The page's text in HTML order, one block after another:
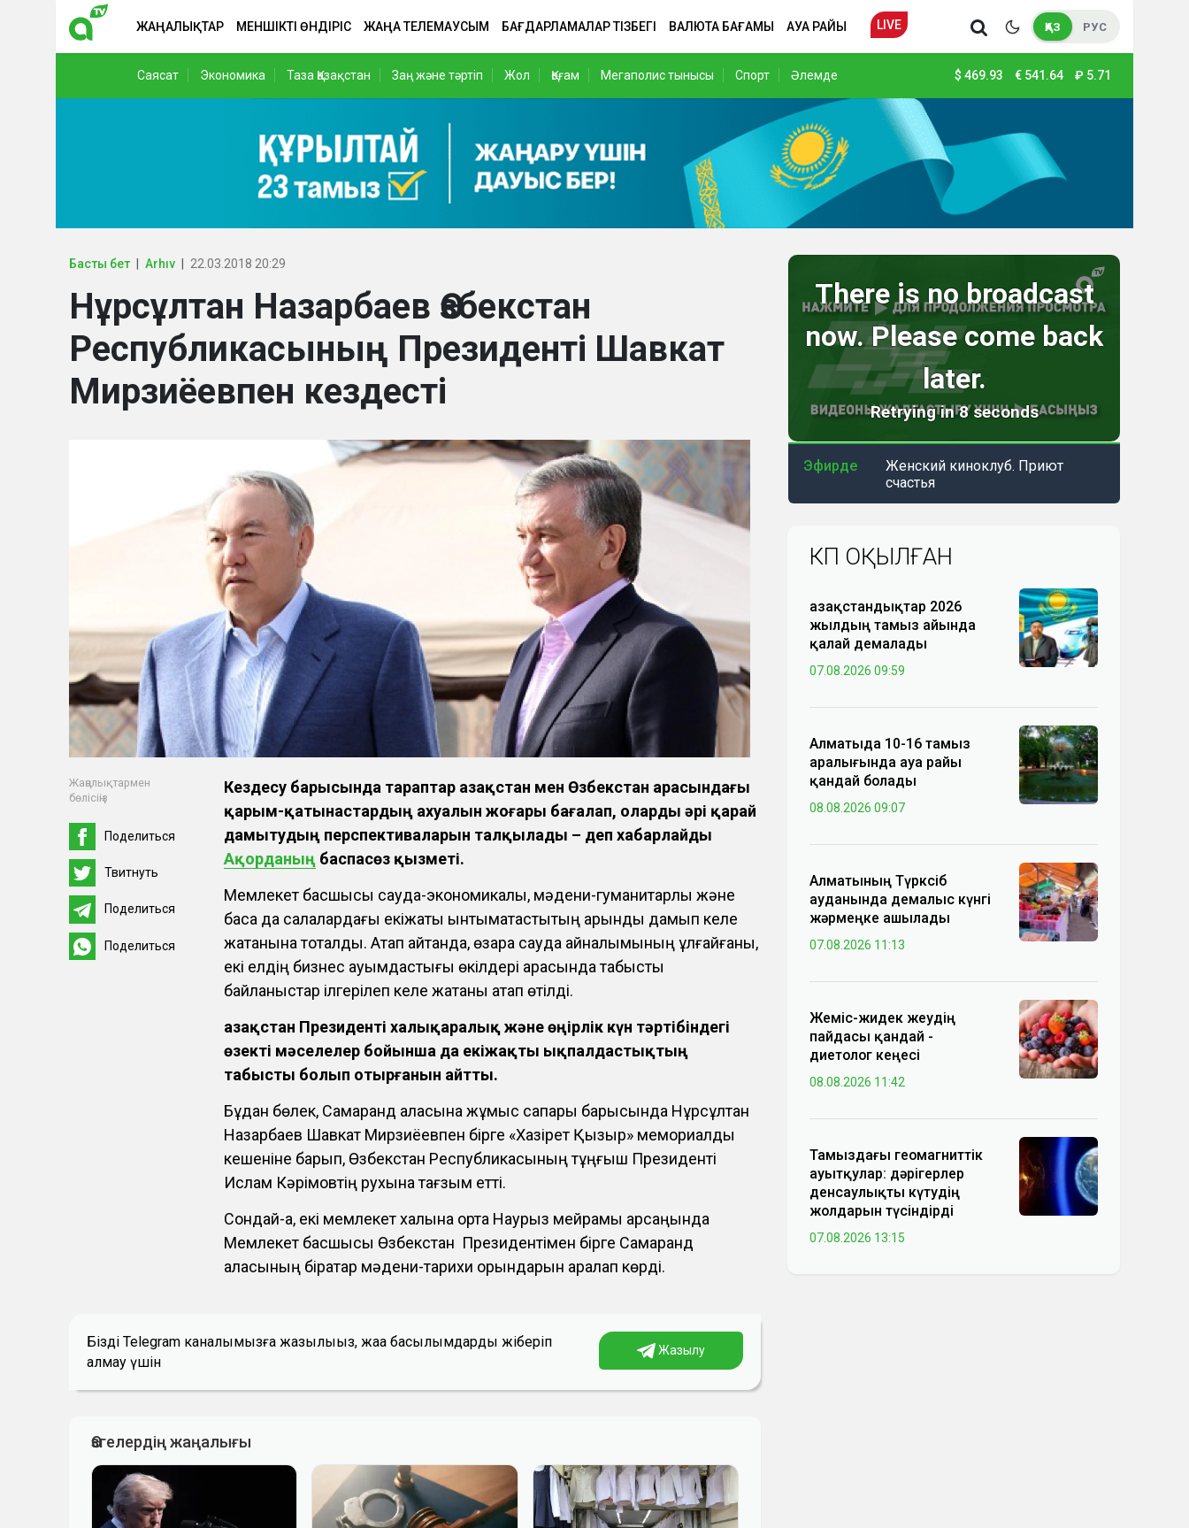
ЖАҢАЛЫҚТАР МЕНШІКТІ ӨНДІРІС ЖАҢА ТЕЛЕМАУСЫМ БАҒДАРЛАМАЛАР ТІЗБЕГІ ВАЛЮТА БАҒАМЫ АУА РАЙЫ LIVE ҚАЗ РУС
Саясат Экономика Таза Қазақстан Заң және тәртіп Жол Қоғам Мегаполис тынысы Спорт Әлемде $ 469.93 € 541.64 ₽ 5.71
Басты бет Arhıv 22.03.2018 20:29
Нұрсұлтан Назарбаев Өзбекстан
Республикасының Президенті Шавкат
Мирзиёевпен кездесті
Жаңалықтармен
бөлісіңіз
Поделиться
Твитнуть
Поделиться
Поделиться
Кездесу барысында тараптар Қазақстан мен Өзбекстан арасындағы
қарым-қатынастардың ахуалын жоғары бағалап, оларды әрі қарай
дамытудың перспективаларын талқылады – депхабарлайды
Ақорданың баспасөз қызметі.
Мемлекет басшысы сауда-экономикалық, мәдени-гуманитарлық және
басқа да салалардағы екіжақты ынтымақтастықтың қарқынды дамып келе
жатқанына тоқталды. Атап айтқанда, өзара сауда айналымының ұлғайғаны,
екі елдің бизнес қауымдастығы өкілдері арасында табысты
байланыстар ілгерілеп келе жатқаны атап өтілді.
Қазақстан Президенті халықаралық және өңірлік күн тәртібіндегі
өзекті мәселелер бойынша да екіжақты ықпалдастықтың
табысты болып отырғанын айтты.
Бұдан бөлек, Самарқанд қаласына жұмыс сапары барысында Нұрсұлтан
Назарбаев Шавкат Мирзиёевпен бірге «Хазірет Қызыр» мемориалды
кешеніне барып, Өзбекстан Республикасының тұңғыш Президенті
Ислам Кәрімовтің рухына тағзым етті.
Сондай-ақ, екі мемлекет халқына ортақ Наурыз мейрамы қарсаңында
Мемлекет басшысы Өзбекстан Президентімен бірге Самарқанд
қаласының бірқатар мәдени-тарихи орындарын аралап көрді.
Біздің Telegram каналымызға жазылыңыз, жаңа басылымдарды жіберіп
алмау үшін
Жазылу
Эфирде
Женский киноклуб. Приют
счастья
КӨП ОҚЫЛҒАН
Қазақстандықтар 2026
жылдың тамыз айында
қалай демалады
07.08.2026 09:59
Алматыда 10-16 тамыз
аралығында ауа райы
қандай болады
08.08.2026 09:07
Алматының Түрксіб
ауданында демалыс күнгі
жәрмеңке ашылады
07.08.2026 11:13
Жеміс-жидек жеудің
пайдасы қандай -
диетолог кеңесі
08.08.2026 11:42
Тамыздағы геомагниттік
ауытқулар: дәрігерлер
денсаулықты күтудің
жолдарын түсіндірді
07.08.2026 13:15